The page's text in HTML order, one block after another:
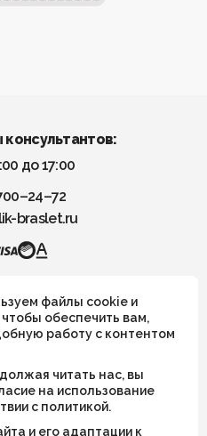
до 17:00
braslet.ru
смысл и не имеют
магических свойств
Михайловна
файлы cookie и
обеспечить вам,
работу с контентом
читать нас, вы
на использование
с политикой.
и его адаптации к